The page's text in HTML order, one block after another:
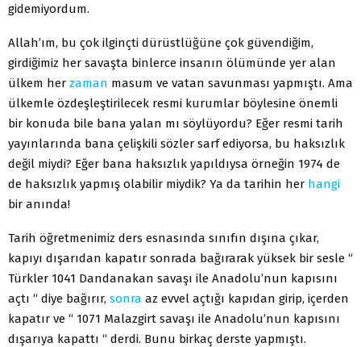
gidemiyordum.
Allah’ım, bu çok ilginçti dürüstlüğüne çok güvendiğim,
girdiğimiz her savaşta binlerce insanın ölümünde yer alan
ülkem her zaman masum ve vatan savunması yapmıştı. Ama
ülkemle özdeşleştirilecek resmi kurumlar böylesine önemli
bir konuda bile bana yalan mı söylüyordu? Eğer resmi tarih
yayınlarında bana çelişkili sözler sarf ediyorsa, bu haksızlık
değil miydi? Eğer bana haksızlık yapıldıysa örneğin 1974 de
de haksızlık yapmış olabilir miydik? Ya da tarihin her hangi
bir anında!
Tarih öğretmenimiz ders esnasında sınıfın dışına çıkar,
kapıyı dışarıdan kapatır sonrada bağırarak yüksek bir sesle “
Türkler 1041 Dandanakan savaşı ile Anadolu’nun kapısını
açtı “ diye bağırır, sonra az evvel açtığı kapıdan girip, içerden
kapatır ve “ 1071 Malazgirt savaşı ile Anadolu’nun kapısını
dışarıya kapattı “ derdi. Bunu birkaç derste yapmıştı.